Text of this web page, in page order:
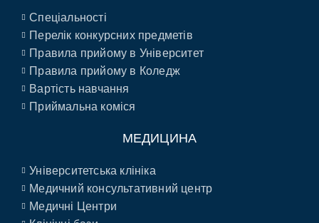
Спеціальності
Перелік конкурсних предметів
Правила прийому в Університет
Правила прийому в Коледж
Вартість навчання
Приймальна коміся
МЕДИЦИНА
Університетська клініка
Медичний консультативний центр
Медичні Центри